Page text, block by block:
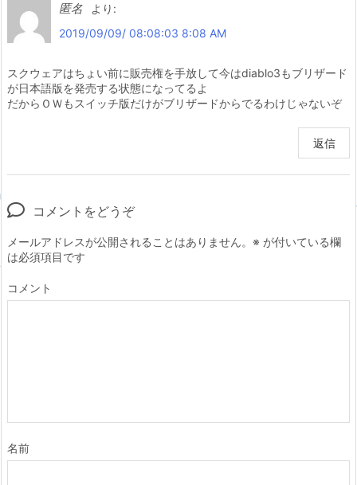
匿名
より:
2019/09/09/ 08:08:03 8:08 AM
スクウェアはちょい前に販売権を手放して今はdiablo3もブリザード
が日本語版を発売する状態になってるよ
だからＯＷもスイッチ版だけがブリザードからでるわけじゃないぞ
返信
コメントをどうぞ
メールアドレスが公開されることはありません。 ※ が付いている欄
は必須項目です
コメント
名前